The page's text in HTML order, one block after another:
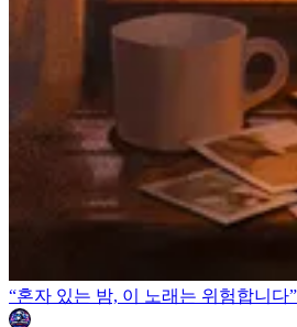
“혼자 있는 밤, 이 노래는 위험합니다